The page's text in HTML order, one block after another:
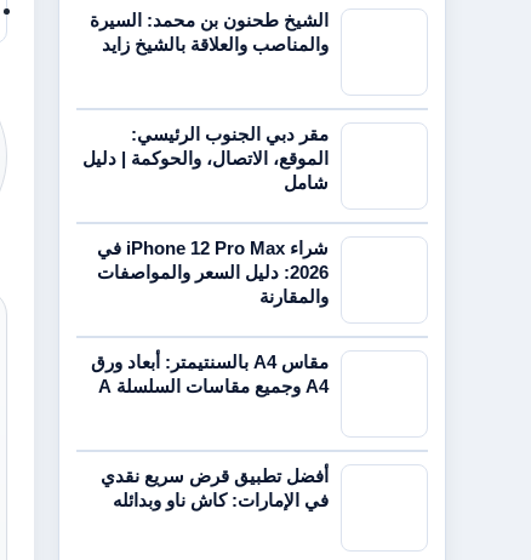
الشيخ طحنون بن محمد: السيرة
والمناصب والعلاقة بالشيخ زايد
مقر دبي الجنوب الرئيسي:
الموقع، الاتصال، والحوكمة | دليل
شامل
شراء iPhone 12 Pro Max في
2026: دليل السعر والمواصفات
والمقارنة
مقاس A4 بالسنتيمتر: أبعاد ورق
A4 وجميع مقاسات السلسلة A
أفضل تطبيق قرض سريع نقدي
في الإمارات: كاش ناو وبدائله